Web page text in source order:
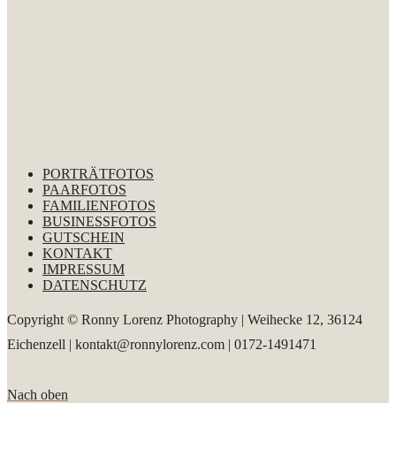
PORTRÄTFOTOS
PAARFOTOS
FAMILIENFOTOS
BUSINESSFOTOS
GUTSCHEIN
KONTAKT
IMPRESSUM
DATENSCHUTZ
Copyright © Ronny Lorenz Photography | Weihecke 12, 36124
Eichenzell | kontakt@ronnylorenz.com | 0172-1491471
Nach oben